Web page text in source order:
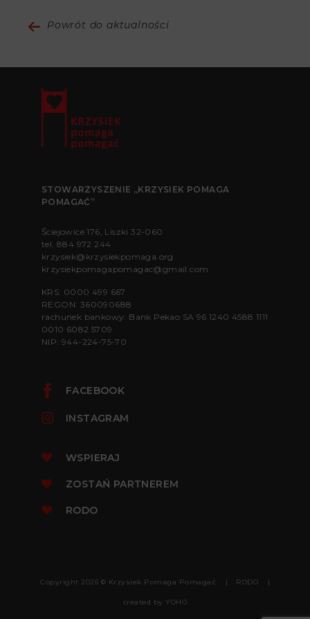
Powrót do aktualności
STOWARZYSZENIE „KRZYSIEK POMAGA
POMAGAĆ”
Ściejowice 176, Liszki 32-060
tel. 884 972 244
krzysiek@krzysiekpomaga.org
krzysiekpomagapomagac@gmail.com
KRS: 0000 499 667
REGON: 360090688
rachunek bankowy: Bank Pekao SA 96 1240 4588 1111
0010 6082 5709
NIP: 944-224-75-70
FACEBOOK
INSTAGRAM
WSPIERAJ
ZOSTAŃ PARTNEREM
RODO
Copyright 2026 © Krzysiek Pomaga Pomagać RODO
created by YOHO